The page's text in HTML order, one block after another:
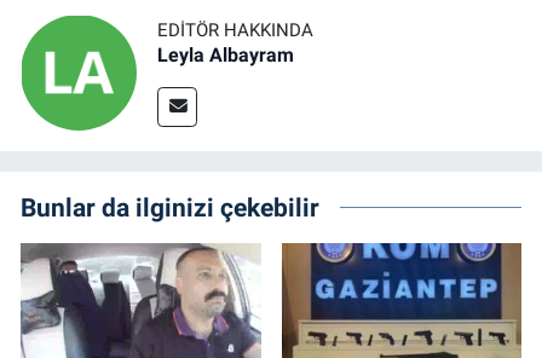
EDITÖR HAKKINDA
Leyla Albayram
Bunlar da ilginizi çekebilir